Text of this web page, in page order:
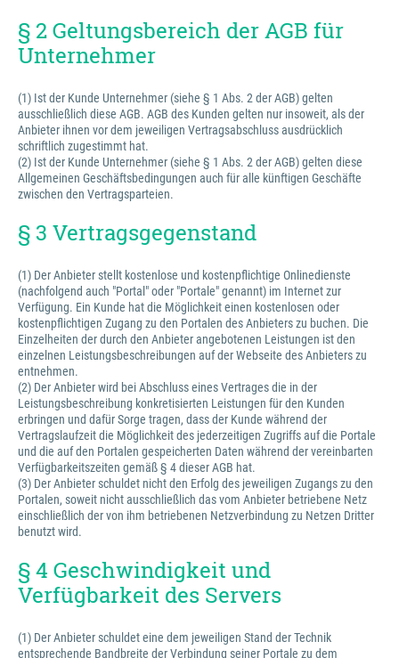
§ 2 Geltungsbereich der AGB für
Unternehmer
(1) Ist der Kunde Unternehmer (siehe § 1 Abs. 2 der AGB) gelten
ausschließlich diese AGB. AGB des Kunden gelten nur insoweit, als der
Anbieter ihnen vor dem jeweiligen Vertragsabschluss ausdrücklich
schriftlich zugestimmt hat.
(2) Ist der Kunde Unternehmer (siehe § 1 Abs. 2 der AGB) gelten diese
Allgemeinen Geschäftsbedingungen auch für alle künftigen Geschäfte
zwischen den Vertragsparteien.
§ 3 Vertragsgegenstand
(1) Der Anbieter stellt kostenlose und kostenpflichtige Onlinedienste
(nachfolgend auch "Portal" oder "Portale" genannt) im Internet zur
Verfügung. Ein Kunde hat die Möglichkeit einen kostenlosen oder
kostenpflichtigen Zugang zu den Portalen des Anbieters zu buchen. Die
Einzelheiten der durch den Anbieter angebotenen Leistungen ist den
einzelnen Leistungsbeschreibungen auf der Webseite des Anbieters zu
entnehmen.
(2) Der Anbieter wird bei Abschluss eines Vertrages die in der
Leistungsbeschreibung konkretisierten Leistungen für den Kunden
erbringen und dafür Sorge tragen, dass der Kunde während der
Vertragslaufzeit die Möglichkeit des jederzeitigen Zugriffs auf die Portale
und die auf den Portalen gespeicherten Daten während der vereinbarten
Verfügbarkeitszeiten gemäß § 4 dieser AGB hat.
(3) Der Anbieter schuldet nicht den Erfolg des jeweiligen Zugangs zu den
Portalen, soweit nicht ausschließlich das vom Anbieter betriebene Netz
einschließlich der von ihm betriebenen Netzverbindung zu Netzen Dritter
benutzt wird.
§ 4 Geschwindigkeit und
Verfügbarkeit des Servers
(1) Der Anbieter schuldet eine dem jeweiligen Stand der Technik
entsprechende Bandbreite der Verbindung seiner Portale zu dem